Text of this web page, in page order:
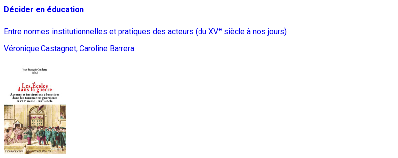
Décider en éducation
Entre normes institutionnelles et pratiques des acteurs (du XVe siècle à nos jours)
Véronique Castagnet, Caroline Barrera